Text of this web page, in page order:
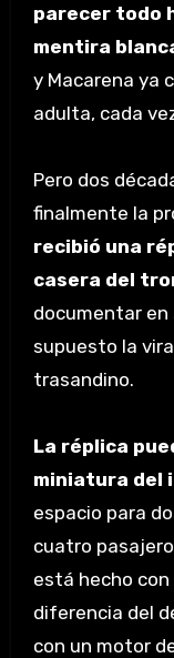
parecer todo
mentira
y Macarena ya
adulta, cada
Pero dos
finalmente la
recibió una
casera del
documentar en
supuesto la
trasandino.
La réplica
miniatura del
espacio para
cuatro
está hecho
diferencia del
con un motor